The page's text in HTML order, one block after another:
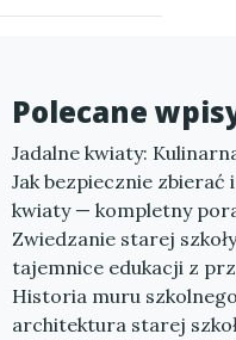
Polecane
Jadalne kwiaty:
Jak bezpiecznie
kwiaty — kompletny
Zwiedzanie starej
tajemnice edukacji z
Historia muru
architektura starej